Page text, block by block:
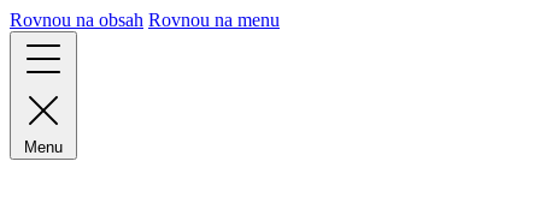
Rovnou na obsah Rovnou na menu
Menu